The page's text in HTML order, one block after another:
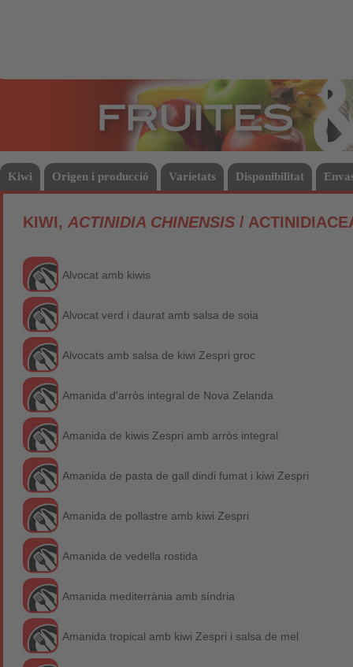
Kiwi Origen i producció Varietats Disponibilitat
KIWI, ACTINIDIA CHINENSIS /
Alvocat amb kiwis
Alvocat verd i daurat amb salsa de soia
Alvocats amb salsa de kiwi Zespri groc
Amanida d'arròs integral de Nova Zelanda
Amanida de kiwis Zespri amb arròs integral
Amanida de pasta de gall dindi fumat i kiwi Zespri
Amanida de pollastre amb kiwi Zespri
Amanida de vedella rostida
Amanida mediterrània amb síndria
Amanida tropical amb kiwi Zespri i salsa de mel